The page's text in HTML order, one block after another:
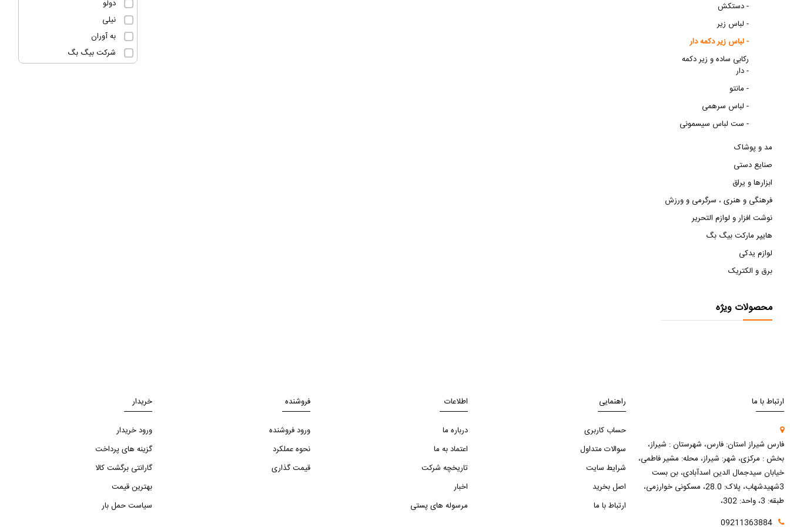
دولو
نیلی
به آوران
شرکت بیگ بگ
دستکش -
لباس زیر -
لباس زیر دکمه دار -
رکابی ساده و زیر دکمه
دار -
مانتو -
لباس سرهمی -
ست لباس سیسمونی -
مد و پوشاک
صنایع دستی
ابزارها و یراق
فرهنگی و هنری ، سرگرمی و ورزش
نوشت افزار و لوازم التحریر
هایپر مارکت بیگ بگ
لوازم یدکی
برق و الکتریک
محصولات ویژه
ارتباط با ما
فارس شیراز استان: فارس، شهرستان : شیراز،
بخش : مرکزی، شهر: شیراز، محله: مشیر فاطمی،
خیابان سیدجمال الدین اسدآبادی، بن بست
3شهیدشهاب، پلاک: 28.0، مسکونی خوارزمی،
طبقه: 3، واحد: 302،
09211363884
راهنمایی
حساب کاربری
سوالات متداول
شرایط سایت
اصل بخرید
ارتباط با ما
اطلاعات
درباره ما
اعتماد به ما
تاریخچه شرکت
اخبار
مرسوله های پستی
فروشنده
ورود فروشنده
نحوه عملکرد
قیمت گذاری
خریدار
ورود خریدار
گزینه های پرداخت
گارانتی برگشت کالا
بهترین قیمت
سیاست حمل بار